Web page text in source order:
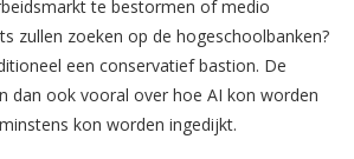
te bestormen of medio
zullen zoeken op de hogeschoolbanken?
een conservatief bastion. De
dan ook vooral over hoe AI kon worden
kon worden ingedijkt.